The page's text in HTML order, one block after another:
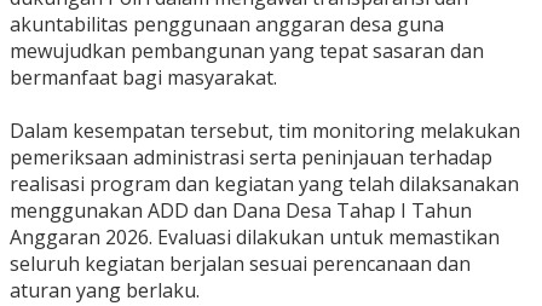
akuntabilitas penggunaan anggaran desa guna
mewujudkan pembangunan yang tepat sasaran dan
bermanfaat bagi masyarakat.
‎Dalam kesempatan tersebut, tim monitoring melakukan
pemeriksaan administrasi serta peninjauan terhadap
realisasi program dan kegiatan yang telah dilaksanakan
menggunakan ADD dan Dana Desa Tahap I Tahun
Anggaran 2026. Evaluasi dilakukan untuk memastikan
seluruh kegiatan berjalan sesuai perencanaan dan
aturan yang berlaku.